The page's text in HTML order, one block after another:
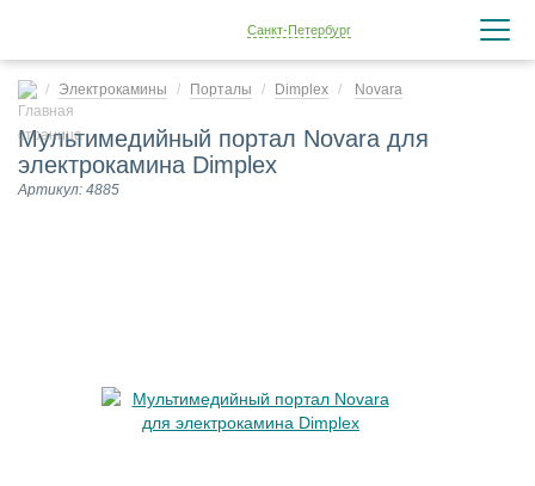
Санкт-Петербург
Электрокамины Порталы Dimplex Novara
Мультимедийный портал Novara для
электрокамина Dimplex
Артикул: 4885